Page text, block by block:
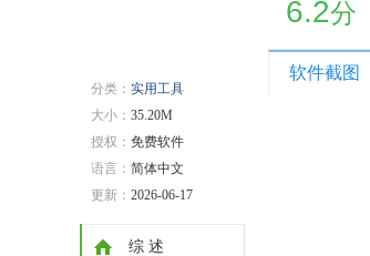
分类： 实用工具
大小： 35.20M
授权： 免费软件
语言： 简体中文
更新： 2026-06-17
综 述
6.2分
软件截图